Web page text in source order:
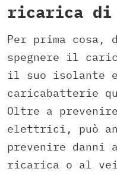
ricarica di
Per prima cosa,
spegnere il
il suo isolante
caricabatterie
Oltre a
elettrici, può
prevenire
ricarica o al